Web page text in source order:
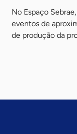
No Espaço
eventos de
de produção da